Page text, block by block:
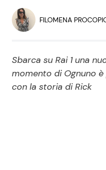
Economia
Persone Scomparse
Politica
FILOMENA
Sbarca su Rai 1 una
momento di Ognuno
con la storia di Rick